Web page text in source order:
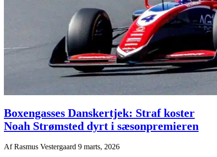
Boxengasses Danskertjek: Straf koster
Noah Strømsted dyrt i sæsonpremieren
AfRasmus Vestergaard 9 marts, 2026